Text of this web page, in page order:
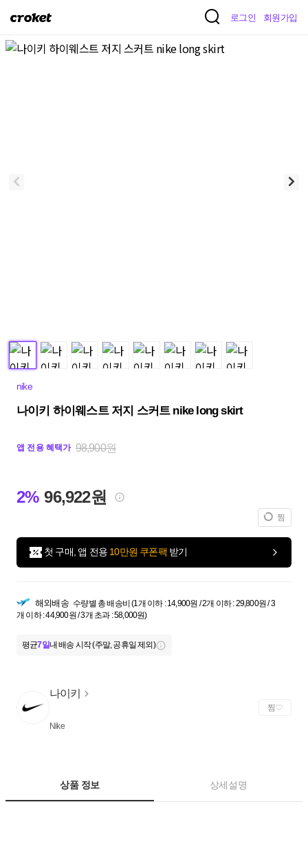
크
켓
로그인 회원가입
nike
나이키 하이웨스트 저지 스커트 nike long skirt
앱 전용 혜택가 98,900원
2% 96,922원
찜
첫 구매, 앱 전용 10만원 쿠폰팩 받기
해외배송 수량별 총 배송비 (1개 이하 : 14,900원 / 2개 이하 : 29,800원 / 3
개 이하 : 44,900원 / 3개 초과 : 58,000원)
평균7일내 배송 시작 (주말, 공휴일 제외)
나이키
Nike
찜
상품 정보 상세설명